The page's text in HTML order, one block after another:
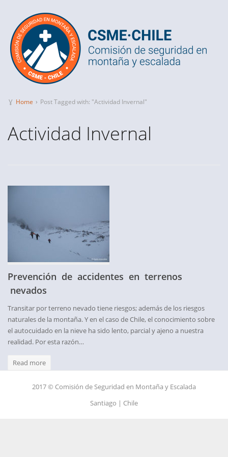
Ɣ Home › Post Tagged with: "Actividad Invernal"
Actividad Invernal
Prevención de accidentes en terrenos
nevados
Transitar por terreno nevado tiene riesgos; además de los riesgos
naturales de la montaña. Y en el caso de Chile, el conocimiento sobre
el autocuidado en la nieve ha sido lento, parcial y ajeno a nuestra
realidad. Por esta razón…
Read more
2017 © Comisión de Seguridad en Montaña y Escalada
Santiago | Chile